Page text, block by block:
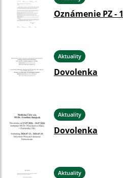
Oznámenie PZ - 1
Aktuality
Dovolenka
Aktuality
Dovolenka
Aktuality